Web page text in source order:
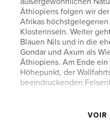
Äthiopiens folgen wir
Afrikas höchstgelegenen
Klosterinseln. Weiter
Blauen Nils und in die
Gondar und Axum als
Äthiopiens. Am Ende
Höhepunkt, der
beeindruckenden
Caractéristiques
VOIR